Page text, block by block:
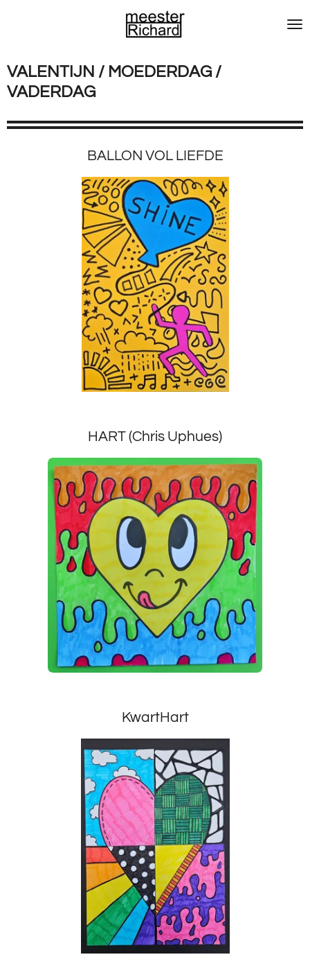
de
hoofdinhoud
VALENTIJN / MOEDERDAG /
VADERDAG
BALLON VOL LIEFDE
HART (Chris Uphues)
KwartHart